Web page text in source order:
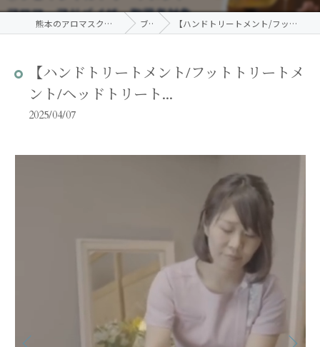
熊本のアロマスクールならAroma Terrace ブログ 【ハンドトリートメント/フットトリートメント/ヘッドトリート...
【ハンドトリートメント/フットトリートメ
ント/ヘッドトリート...
2025/04/07